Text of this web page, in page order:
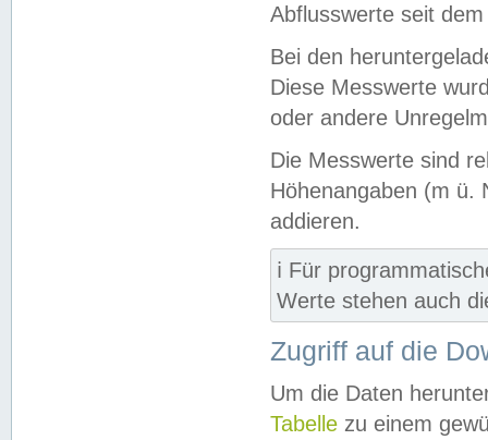
Abflusswerte seit
Bei den
Diese Messwerte
oder andere
Die Messwerte sind
Höhenangaben (m ü.
addieren.
ℹ️ Für
Werte stehen auch
Zugriff auf die
Um die Daten
Tabelle zu einem